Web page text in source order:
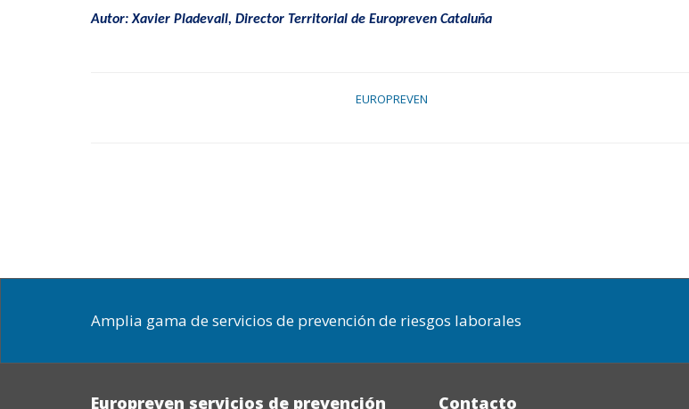
Autor: Xavier Pladevall, Director Territorial de Europreven Cataluña
EUROPREVEN
Amplia gama de servicios de prevención de riesgos laborales
Europreven servicios de prevención Contacto